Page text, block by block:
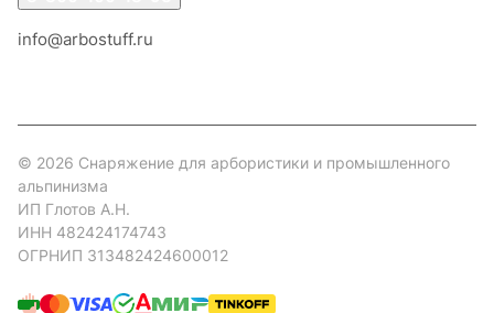
info@arbostuff.ru
© 2026 Снаряжение для арбористики и промышленного
альпинизма
ИП Глотов А.Н.
ИНН 482424174743
ОГРНИП 313482424600012